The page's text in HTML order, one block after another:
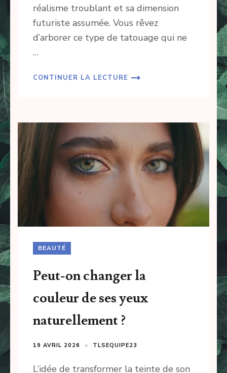
réalisme troublant et sa dimension
futuriste assumée. Vous rêvez
d’arborer ce type de tatouage qui ne
…
CONTINUER LA LECTURE
BEAUTÉ
Peut-on changer la
couleur de ses yeux
naturellement ?
19 AVRIL 2026 TLSEQUIPE23
L’idée de transformer la teinte de son